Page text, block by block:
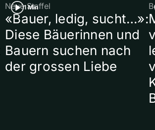
1 Min
Neue Staffel
«Bauer, ledig, sucht…»:
Diese Bäuerinnen und
Bauern suchen nach
der grossen Liebe